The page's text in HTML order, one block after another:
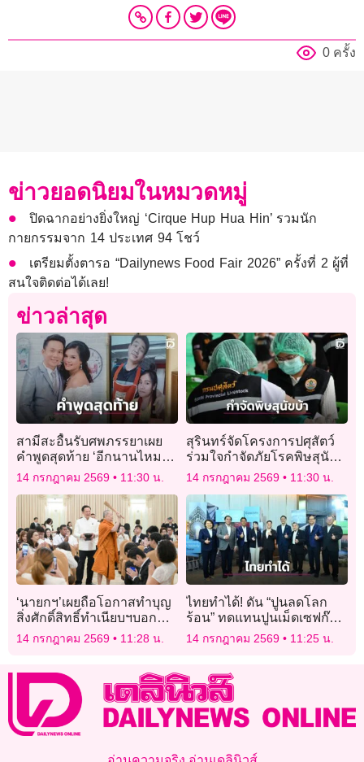
0 ครั้ง
ข่าวยอดนิยมในหมวดหมู่
ปิดฉากอย่างยิ่งใหญ่ ‘Cirque Hup Hua Hin’ รวมนัก
กายกรรมจาก 14 ประเทศ 94 โชว์
เตรียมตั้งตารอ “Dailynews Food Fair 2026” ครั้งที่ 2 ผู้ที่
สนใจติดต่อได้เลย!
ข่าวล่าสุด
สามีสะอื้นรับศพภรรยาเผย
คำพูดสุดท้าย ‘อีกนานไหม
ทำไมยังไม่กลับ’
14 กรกฎาคม 2569 11:30 น.
สุรินทร์จัดโครงการปศุสัตว์
ร่วมใจกำจัดภัยโรคพิษสุนัข
บ้า เฉลิมพระเกียรติฯ
14 กรกฎาคม 2569 11:30 น.
‘นายกฯ’เผยถือโอกาสทำบุญ
สิ่งศักดิ์สิทธิ์ทำเนียบฯบอก
‘ทำความดีพอ’หลังถูกถาม
ทำบุญประเทศหรือไม่
14 กรกฎาคม 2569 11:28 น.
ไทยทำได้! ดัน “ปูนลดโลก
ร้อน” ทดแทนปูนเม็ดเซฟก๊าซ
เรือนกระจกทะลุ 3.8 ล้านตัน
14 กรกฎาคม 2569 11:25 น.